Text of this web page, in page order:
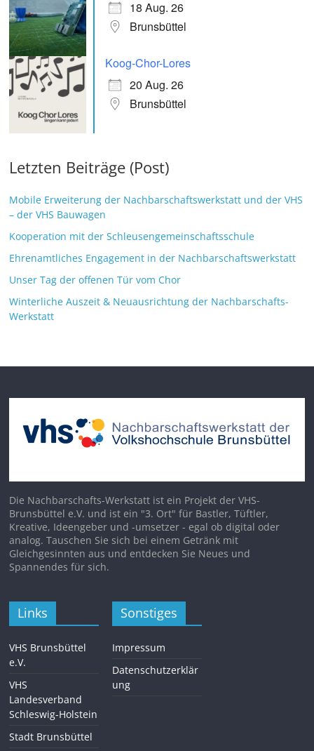
18 Aug. 26
Brunsbüttel
Koog-Chor-Lores
20 Aug. 26
Brunsbüttel
Letzten Beiträge (Post)
Mobile Erweiterung der Nachbarschaftswerkstatt und der VHS
– der VHS Bauwagen
Kooperation mit der Schleusengemeinschaftsschule
Ehrenamtliches Engagement in der Nachbarschaftswerkstatt
Unser Tag der offenen Tür vom Chor
Winterliche Auszeit & Neuausrichtung der Nachbarschafts-
Werkstatt
Die Nachbarschafts-Werkstatt ist ein Projekt der VHS-
Brunsbüttel e.V. und ist ein "3. Ort" für Bastler, Tüftler,
Kreative, Ideengeber und -umsetzer - egal ob digital oder
analog. Tauschen Sie sich bei einem Getränk mit
Gleichgesinnten aus und entdecken Sie Neues und
Spannendes für sich.
Links
VHS Brunsbüttel
e.V.
VHS
Landesverband
Schleswig-Holstein
Stadt Brunsbüttel
Sonstiges
Impressum
Datenschutzerklär
ung